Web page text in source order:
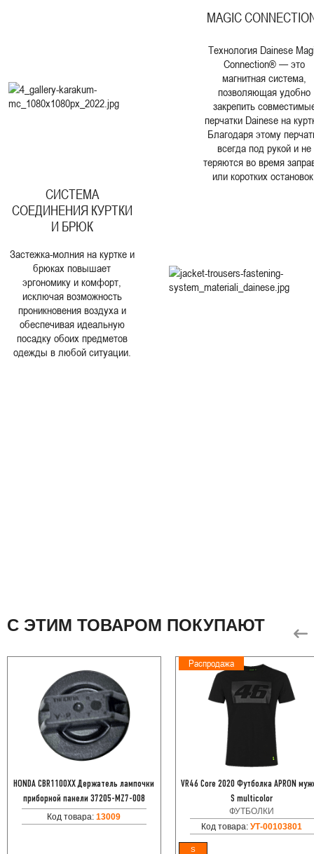
MAGIC
Технология Dainese
Connection® — это
магнитная система,
позволяющая удобно
закрепить
перчатки Dainese на
Благодаря этому
всегда под рукой и не
теряются во время
или коротких
СИСТЕМА
СОЕДИНЕНИЯ КУРТКИ
И БРЮК
Застежка-молния на куртке и
брюках повышает
эргономику и комфорт,
исключая возможность
проникновения воздуха и
обеспечивая идеальную
посадку обоих предметов
одежды в любой ситуации.
С ЭТИМ ТОВАРОМ ПОКУПАЮТ
HONDA CBR1100XX Держатель лампочки
приборной панели 37205-MZ7-008
Код товара:13009
Распродажа
VR46 Core 2020 Футболка APRON
S multicolor
ФУТБОЛКИ
Код товара:УТ-00103801
S